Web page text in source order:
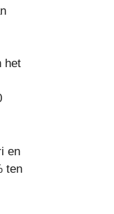
het
en
ten